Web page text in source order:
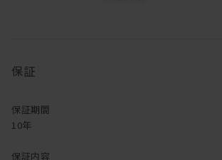
保証
保証期間
10年
保証内容